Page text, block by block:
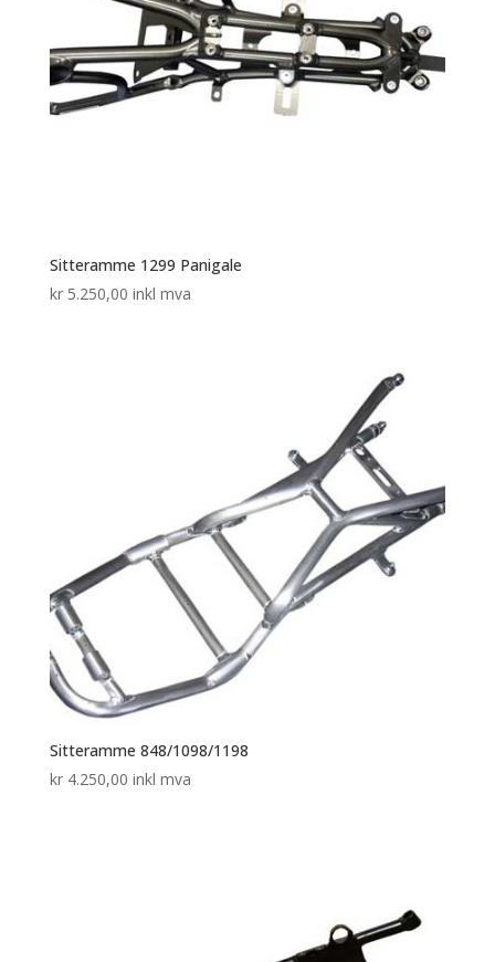
Sitteramme 1299 Panigale
kr5.250,00 inkl mva
Sitteramme 848/1098/1198
kr4.250,00 inkl mva